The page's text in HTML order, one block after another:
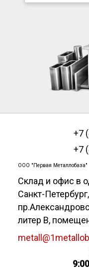
+7
+7
ООО "Первая Металлобаза"
Склад и офис в
Санкт-Петербург,
литер В,